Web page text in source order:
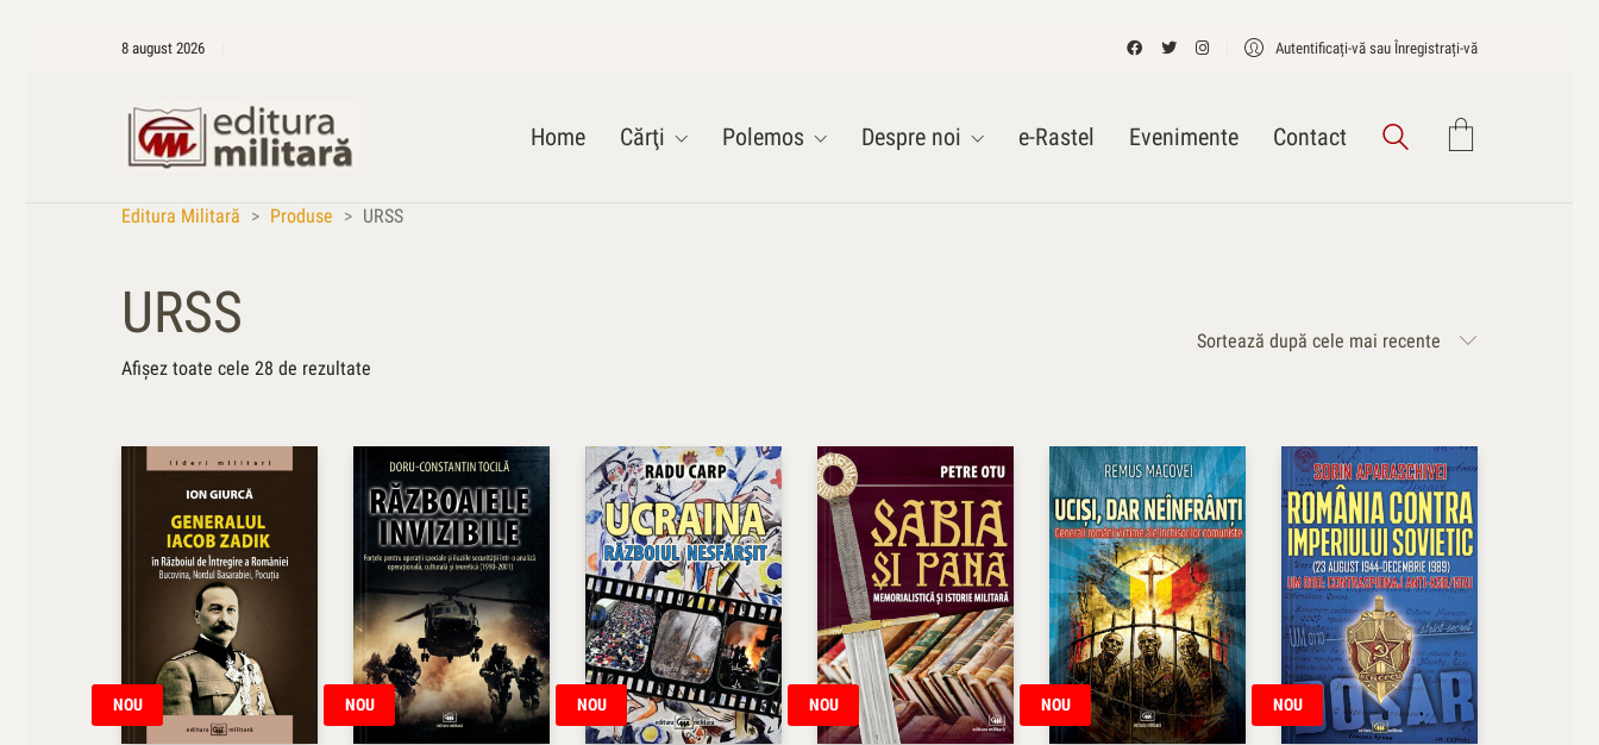
8 august 2026 Autentificați-vă sau Înregistrați-vă
Home Cărţi Polemos Despre noi e-Rastel Evenimente Contact
Editura Militară > Produse > URSS
URSS
Afișez toate cele 28 de rezultate
mai
recente
Sortează după cele mai recente
NOU NOU NOU NOU NOU NOU